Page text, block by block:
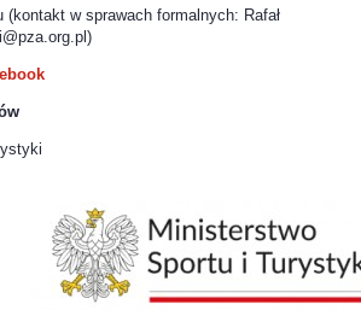
w sprawach formalnych: Rafał